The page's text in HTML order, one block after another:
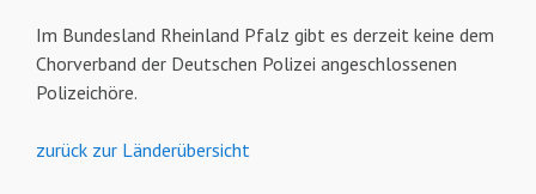
Im Bundesland Rheinland Pfalz gibt es derzeit keine dem
Chorverband der Deutschen Polizei angeschlossenen
Polizeichöre.
zurück zur Länderübersicht